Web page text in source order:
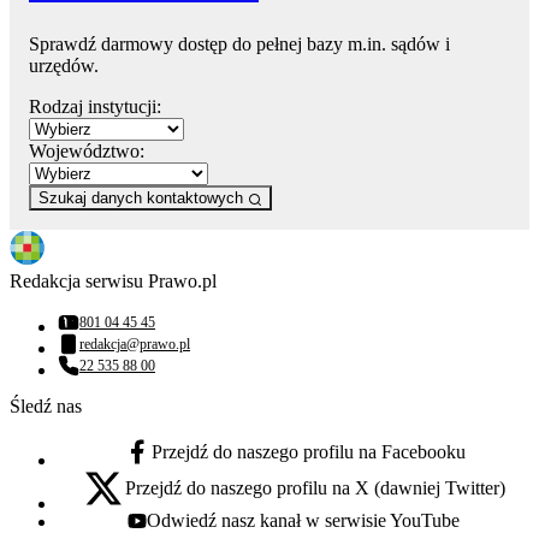
Sprawdź darmowy dostęp do pełnej bazy m.in. sądów i
urzędów.
Rodzaj instytucji:
Województwo:
Szukaj danych kontaktowych
Redakcja serwisu Prawo.pl
Numer telefonu:
801 04 45 45
Adres email:
redakcja@prawo.pl
Numer telefonu:
22 535 88 00
Śledź nas
facebook - otwiera się w nowej karcie
Przejdź do naszego profilu na Facebooku
x - otwiera się w nowej karcie
Przejdź do naszego profilu na X (dawniej Twitter)
youtube - otwiera się w nowej karcie
Odwiedź nasz kanał w serwisie YouTube